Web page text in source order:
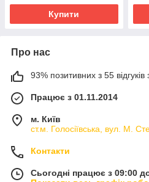
Купити
Про нас
93% позитивних з 55 відгуків
Працює з 01.11.2014
м. Київ
ст.м. Голосіївська, вул. М.
Контакти
Сьогодні працює з 09:00